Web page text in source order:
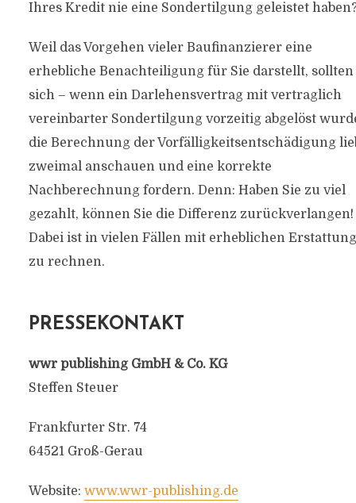
Ihres Kredit nie eine Sondertilgung geleistet
Weil das Vorgehen vieler Baufinanzierer eine
erhebliche Benachteiligung für Sie darstellt, sollten
sich – wenn ein Darlehensvertrag mit vertraglich
vereinbarter Sondertilgung vorzeitig abgelöst
die Berechnung der Vorfälligkeitsentschädigung
zweimal anschauen und eine korrekte
Nachberechnung fordern. Denn: Haben Sie zu viel
gezahlt, können Sie die Differenz zurückverlangen!
Dabei ist in vielen Fällen mit erheblichen
zu rechnen.
PRESSEKONTAKT
wwr publishing GmbH & Co. KG
Steffen Steuer
Frankfurter Str. 74
64521 Groß-Gerau
Website: www.wwr-publishing.de